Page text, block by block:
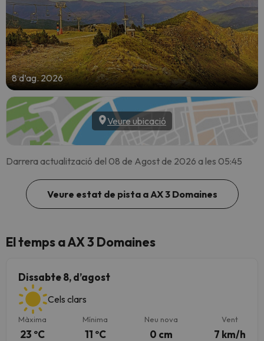
8 d’ag. 2026
Veure ubicació
Darrera actualització del 08 de Agost de 2026 a les 05:45
Veure estat de pista a AX 3 Domaines
El temps a AX 3 Domaines
Dissabte 8, d’agost
Cels clars
Màxima
23 ºC
Mínima
11 ºC
Neu nova
0 cm
Vent
7 km/h